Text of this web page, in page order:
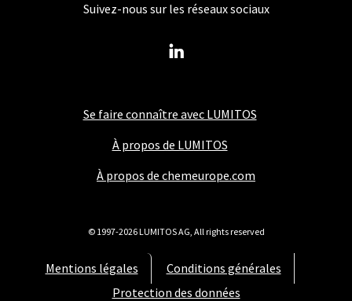
Se faire connaître avec LUMITOS
À propos de LUMITOS
À propos de chemeurope.com
Mentions légales
Conditions générales
Protection des données
Suivez-nous sur les réseaux sociaux
© 1997-2026 LUMITOS AG, All rights reserved